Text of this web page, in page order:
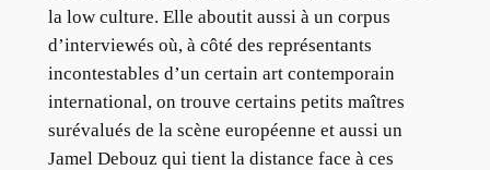
la low culture. Elle aboutit aussi à un corpus
d’interviewés où, à côté des représentants
incontestables d’un certain art contemporain
international, on trouve certains petits maîtres
surévalués de la scène européenne et aussi un
Jamel Debouz qui tient la distance face à ces